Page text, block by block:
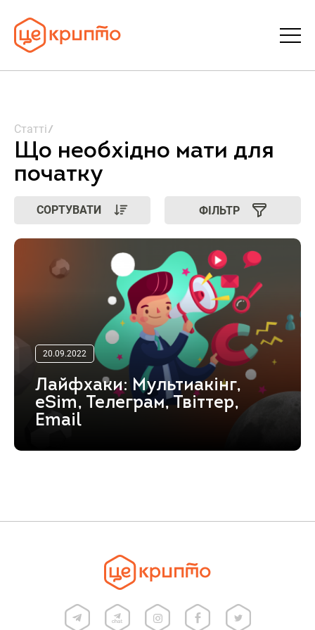
Про ЦеКрипто
Увійти | Реєстрація
Статті
Що необхідно мати для
початку
СОРТУВАТИ ФІЛЬТР
20.09.2022
Лайфхаки: Мультиакінг,
eSim, Телеграм, Твіттер,
Email